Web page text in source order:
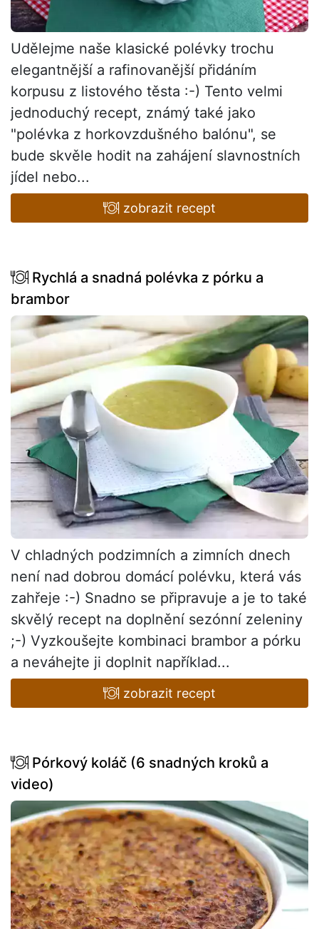
Udělejme naše klasické polévky trochu
elegantnější a rafinovanější přidáním
korpusu z listového těsta :-) Tento velmi
jednoduchý recept, známý také jako
"polévka z horkovzdušného balónu", se
bude skvěle hodit na zahájení slavnostních
jídel nebo...
zobrazit recept
Rychlá a snadná polévka z pórku a
brambor
V chladných podzimních a zimních dnech
není nad dobrou domácí polévku, která vás
zahřeje :-) Snadno se připravuje a je to také
skvělý recept na doplnění sezónní zeleniny
;-) Vyzkoušejte kombinaci brambor a pórku
a neváhejte ji doplnit například...
zobrazit recept
Pórkový koláč (6 snadných kroků a
video)